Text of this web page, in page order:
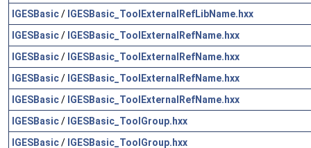
IGESBasic/ IGESBasic_ToolExternalRefLibName.hxx
IGESBasic/ IGESBasic_ToolExternalRefName.hxx
IGESBasic/ IGESBasic_ToolExternalRefName.hxx
IGESBasic/ IGESBasic_ToolExternalRefName.hxx
IGESBasic/ IGESBasic_ToolExternalRefName.hxx
IGESBasic/ IGESBasic_ToolGroup.hxx
IGESBasic/ IGESBasic_ToolGroup.hxx